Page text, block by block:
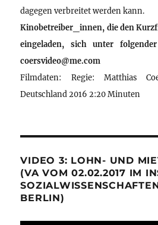
dagegen verbreitet werden kann.
Kinobetreiber_innen, die den
eingeladen, sich unter
coersvideo@me.com
Filmdaten: Regie: Matthias
Deutschland 2016 2:20 Minuten
VIDEO 3: LOHN- UND
(VA VOM 02.02.2017 IM
BERLIN)